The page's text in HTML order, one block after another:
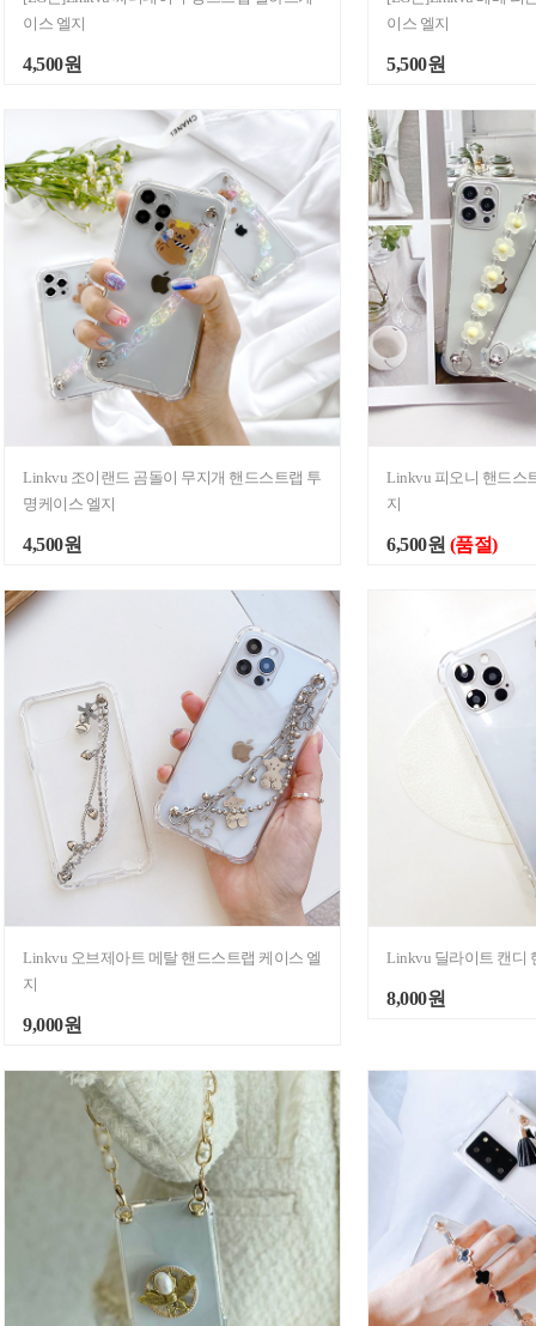
이스 엘지
4,500원
이스 엘지
5,500원
Linkvu 조이랜드 곰돌이 무지개 핸드스트랩 투
명케이스 엘지
4,500원
Linkvu 피오니 핸드스
지
6,500원 (품절)
Linkvu 오브제아트 메탈 핸드스트랩 케이스 엘
지
9,000원
Linkvu 딜라이트 캔디
8,000원